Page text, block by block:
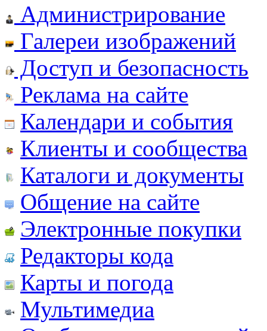
Администрирование
Галереи изображений
Доступ и безопасность
Реклама на сайте
Календари и события
Клиенты и сообщества
Каталоги и документы
Общение на сайте
Электронные покупки
Редакторы кода
Карты и погода
Мультимедиа